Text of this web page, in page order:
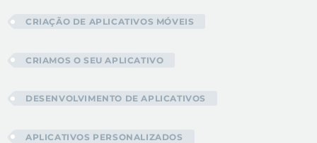
CRIAÇÃO DE APLICATIVOS MÓVEIS
CRIAMOS O SEU APLICATIVO
DESENVOLVIMENTO DE APLICATIVOS
APLICATIVOS PERSONALIZADOS